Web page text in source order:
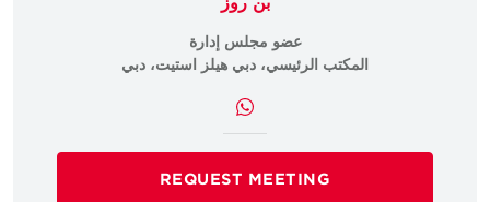
عضو مجلس إدارة
المكتب الرئيسي، دبي هيلز استيت، دبي
REQUEST MEETING